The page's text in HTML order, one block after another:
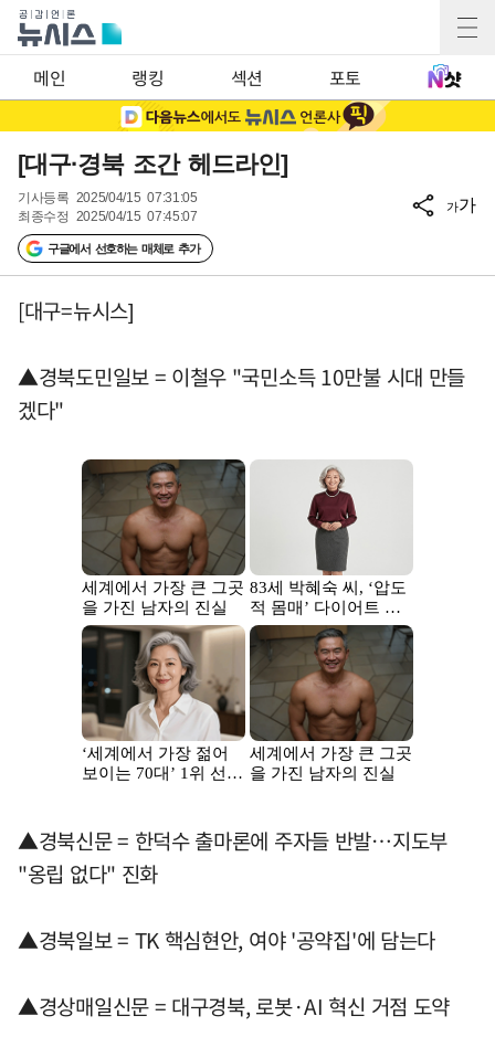
메인 랭킹 섹션 포토
[대구·경북 조간 헤드라인]
기사등록 2025/04/15 07:31:05
최종수정 2025/04/15 07:45:07
구글에서 선호하는 매체로 추가
가가
[대구=뉴시스]
▲경북도민일보 = 이철우 "국민소득 10만불 시대 만들
겠다"
▲경북신문 = 한덕수 출마론에 주자들 반발…지도부
"옹립 없다" 진화
▲경북일보 = TK 핵심현안, 여야 '공약집'에 담는다
▲경상매일신문 = 대구경북, 로봇·AI 혁신 거점 도약